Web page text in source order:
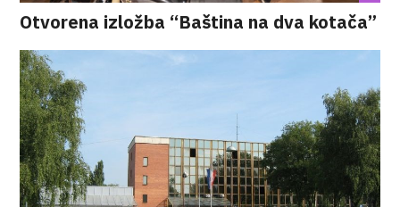
Otvorena izložba “Baština na dva kotača”